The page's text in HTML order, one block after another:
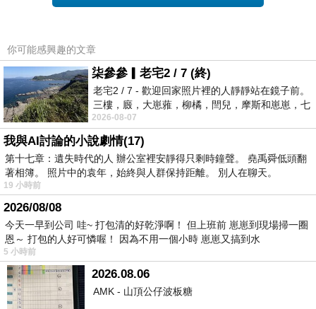
雙層荷葉領
超可愛款式
特色後扣式
商品訊息描述:
你可能感興趣的文章
柒參參▎老宅2 / 7 (終)
老宅2 / 7 - 歡迎回家照片裡的人靜靜站在鏡子前。
三樓，廄，大崽蕥，柳橘，閆兒，摩斯和崽崽，七
個人整整齊齊地站在鏡框之外，如同
2026-08-07
我與AI討論的小說劇情(17)
第十七章：遺失時代的人 辦公室裡安靜得只剩時鐘聲。 堯禹舜低頭翻
著相簿。 照片中的袁年，始終與人群保持距離。 別人在聊天。
19 小時前
2026/08/08
今天一早到公司 哇~ 打包清的好乾淨啊！ 但上班前 崽崽到現場掃一圈
恩～ 打包的人好可憐喔！ 因為不用一個小時 崽崽又搞到水
5 小時前
2026.08.06
AMK - 山頂公仔波板糖